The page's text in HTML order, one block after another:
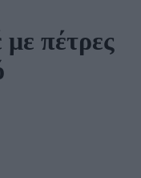
πέτρες